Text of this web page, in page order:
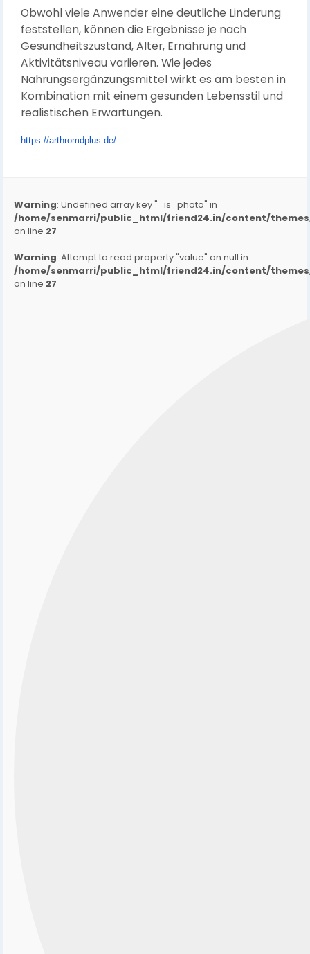
Obwohl viele Anwender eine deutliche Linderung
feststellen, können die Ergebnisse je nach
Gesundheitszustand, Alter, Ernährung und
Aktivitätsniveau variieren. Wie jedes
Nahrungsergänzungsmittel wirkt es am besten in
Kombination mit einem gesunden Lebensstil und
realistischen Erwartungen.
https://arthromdplus.de/
Warning: Undefined array key "_is_photo" in
/home/senmarri/public_html/friend24.in/content/
on line 27
Warning: Attempt to read property "value" on null in
/home/senmarri/public_html/friend24.in/content/
on line 27